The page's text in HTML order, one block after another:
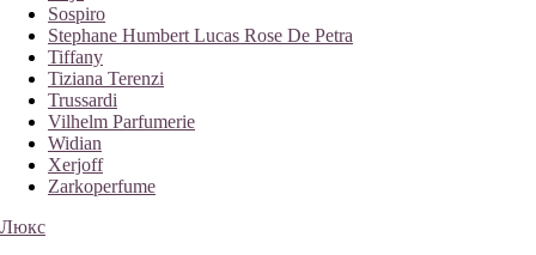
Sospiro
Stephane Humbert Lucas Rose De Petra
Tiffany
Tiziana Terenzi
Trussardi
Vilhelm Parfumerie
Widian
Xerjoff
Zarkoperfume
Люкс